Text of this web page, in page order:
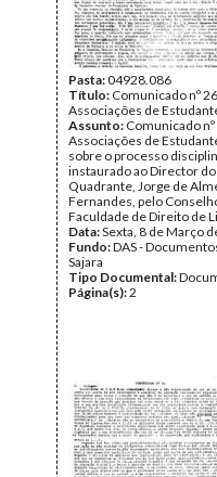
Pasta:04928.086
Título: Comunicado nº
Associações de
Assunto: Comunicado
Associações de
sobre o processo
instaurado ao Director
Quadrante, Jorge de
Fernandes, pelo
Faculdade de Direito de
Data:Sexta, 8 de Março
Fundo:DAS -
Sajara
Tipo Documental:
Página(s):2